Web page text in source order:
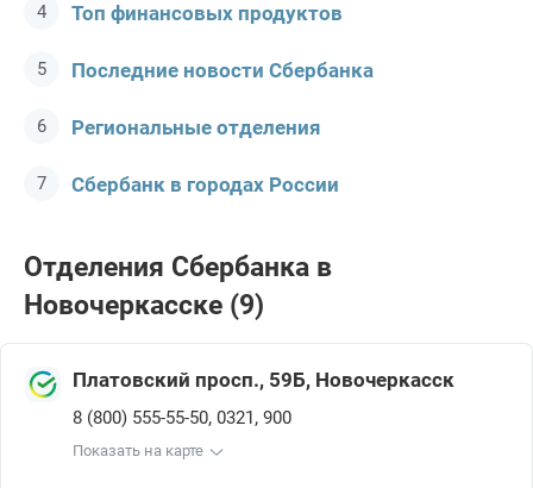
Топ финансовых продуктов
Последние новости Сбербанкa
Региональные отделения
Сбербанк в городах России
Отделения Сбербанкa в
Новочеркасске (9)
Платовский просп., 59Б, Новочеркасск
8 (800) 555-55-50, 0321, 900
Показать на карте